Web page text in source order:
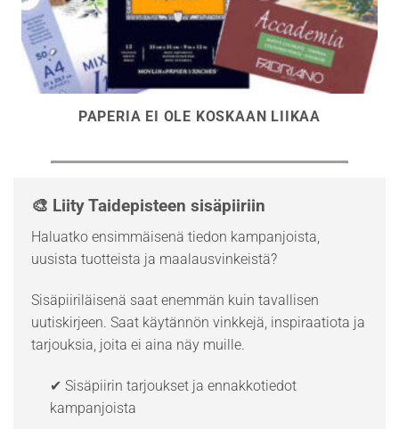
PAPERIA EI OLE KOSKAAN LIIKAA
🎨 Liity Taidepisteen sisäpiiriin
Haluatko ensimmäisenä tiedon kampanjoista,
uusista tuotteista ja maalausvinkeistä?
Sisäpiiriläisenä saat enemmän kuin tavallisen
uutiskirjeen. Saat käytännön vinkkejä, inspiraatiota ja
tarjouksia, joita ei aina näy muille.
✔ Sisäpiirin tarjoukset ja ennakkotiedot
kampanjoista